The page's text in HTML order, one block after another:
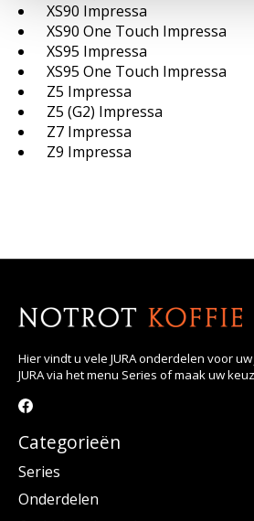
XS90 Impressa
XS90 One Touch Impressa
XS95 Impressa
XS95 One Touch Impressa
Z5 Impressa
Z5 (G2) Impressa
Z7 Impressa
Z9 Impressa
Hier vindt u vele JURA onderdelen voor uw
JURA via het menu Series of maak uw
Categorieën
Series
Onderdelen